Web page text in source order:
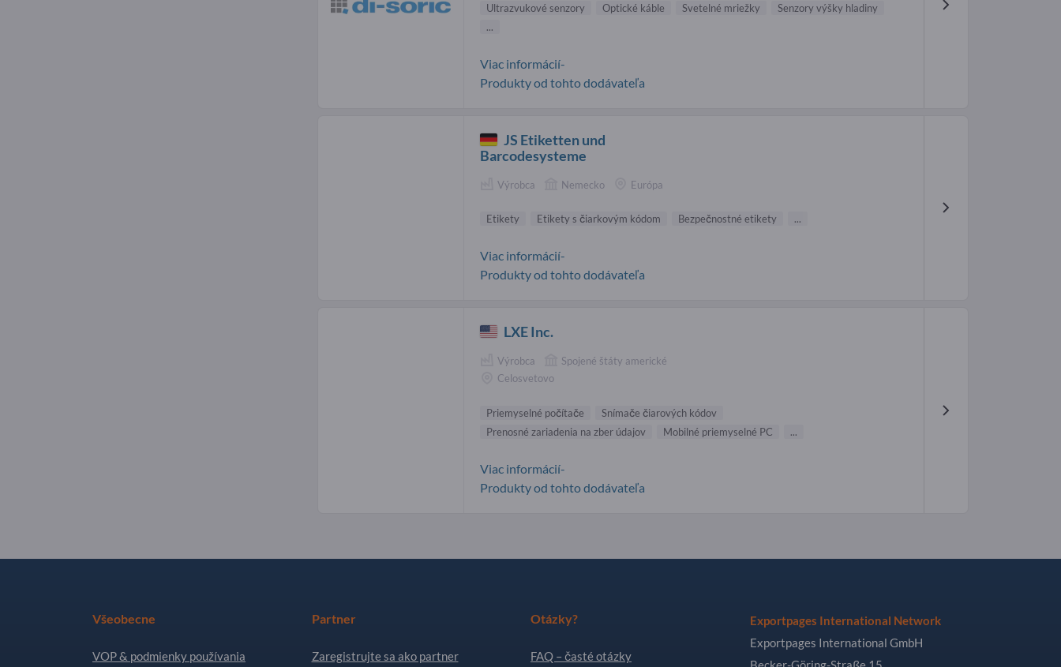
Ultrazvukové senzory
Optické káble Svetelné mriežky
Senzory výšky hladiny
...
Viac informácií-
Produkty od tohto dodávateľa
JS Etiketten und
Barcodesysteme
Výrobca Nemecko Európa
Etikety Etikety s čiarkovým kódom Bezpečnostné etikety ...
Viac informácií-
Produkty od tohto dodávateľa
LXE Inc.
Výrobca
Spojené štáty americké
Celosvetovo
Priemyselné počítače
Snímače čiarových kódov
Prenosné zariadenia na zber údajov
Mobilné priemyselné PC ...
Viac informácií-
Produkty od tohto dodávateľa
Všeobecne
VOP & podmienky používania
Partner
Zaregistrujte sa ako partner
Otázky?
FAQ – časté otázky
Exportpages International Network
Exportpages International GmbH